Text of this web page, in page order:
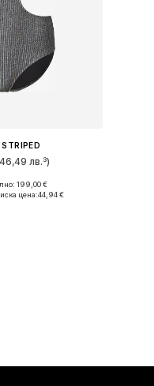
лв.³)
XS, S
199,00 €
цена:44,94 €